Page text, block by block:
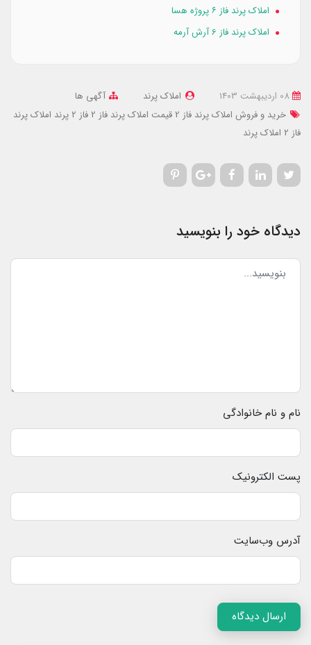
املاک پرند فاز ۶ پروژه هسا
املاک پرند فاز 6 آرش آرمه
املاک پرند
آگهی ها
خرید و فروش املاک پرند فاز 2
قیمت املاک پرند فاز 2 فاز 2 پرند
املاک پرند
فاز 2
املاک پرند
دیدگاه خود را بنویسید
نام و نام خانوادگی
پست الکترونیک
آدرس وب‌سایت
ارسال دیدگاه